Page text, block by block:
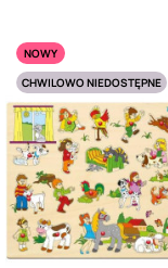
NOWY
CHWILOWO NIEDOSTĘPNE